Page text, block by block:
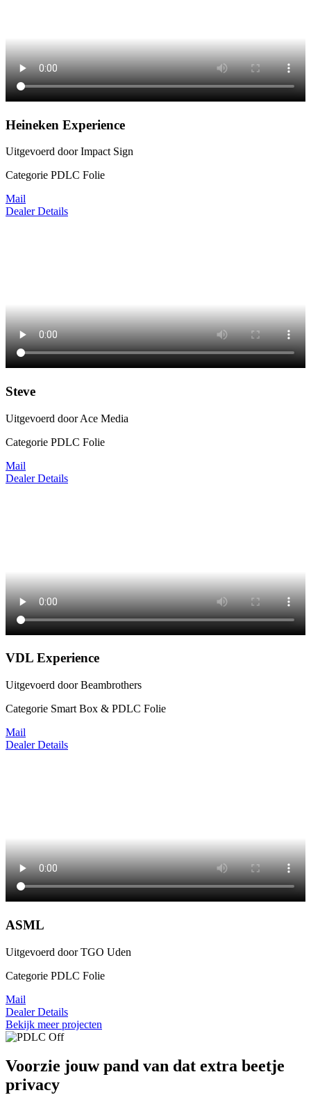
Heineken Experience
Uitgevoerd door Impact Sign
Categorie PDLC Folie
Mail
Dealer Details
Steve
Uitgevoerd door Ace Media
Categorie PDLC Folie
Mail
Dealer Details
VDL Experience
Uitgevoerd door Beambrothers
Categorie Smart Box & PDLC Folie
Mail
Dealer Details
ASML
Uitgevoerd door TGO Uden
Categorie PDLC Folie
Mail
Dealer Details
Bekijk meer projecten
Voorzie jouw pand van dat extra beetje
privacy